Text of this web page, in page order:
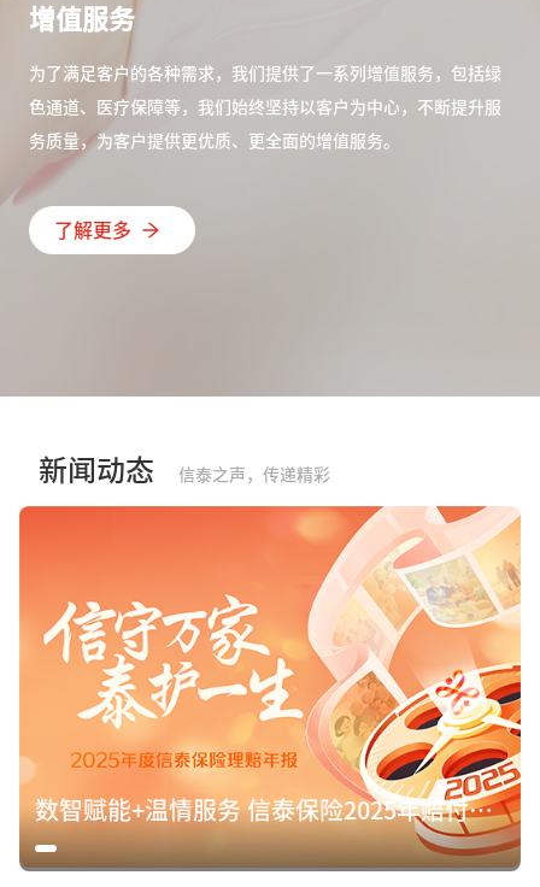
增值服务
为了满足客户的各种需求，我们提供了一系列增值服务，包括绿
色通道、医疗保障等，我们始终坚持以客户为中心，不断提升服
务质量，为客户提供更优质、更全面的增值服务。
了解更多
新闻动态 信泰之声，传递精彩
数智赋能+温情服务 信泰保险2025年赔付15.8亿元诠释保险初心